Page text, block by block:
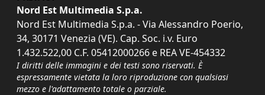
Nord Est Multimedia S.p.a.
Nord Est Multimedia S.p.a. - Via Alessandro Poerio,
34, 30171 Venezia (VE). Cap. Soc. i.v. Euro
1.432.522,00 C.F. 05412000266 e REA VE-454332
I diritti delle immagini e dei testi sono riservati. È
espressamente vietata la loro riproduzione con qualsiasi
mezzo e l'adattamento totale o parziale.